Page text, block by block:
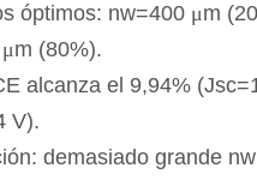
óptimos: nw=400 μm
μm (80%).
alcanza el 9,94%
V).
demasiado grande